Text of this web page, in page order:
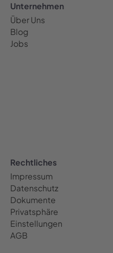
Unternehmen
Über Uns
Blog
Jobs
Rechtliches
Impressum
Datenschutz
Dokumente
Privatsphäre
Einstellungen
AGB